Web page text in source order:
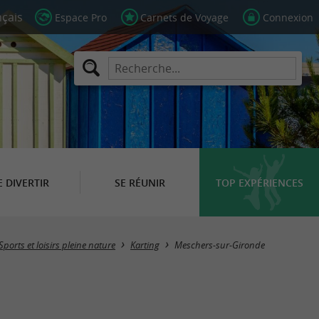
Espace Pro Carnets de Voyage Connexion
DIVERTIR SE RÉUNIR TOP EXPÉRIENCES
Masquer la carte
et loisirs pleine nature Karting Meschers-sur-Gironde